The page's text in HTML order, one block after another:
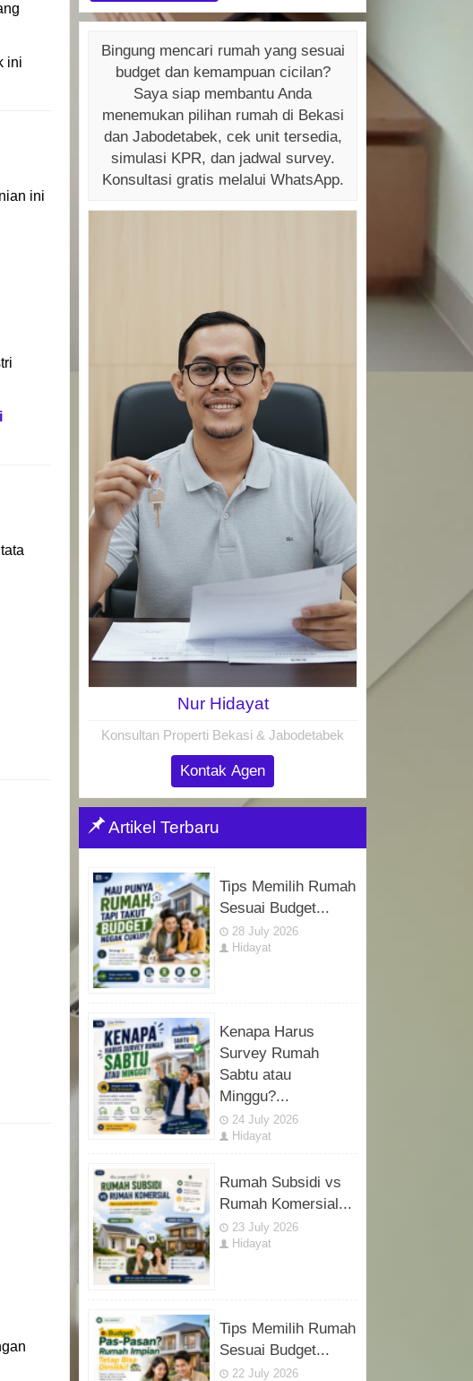
ini
ini
Bingung mencari rumah yang sesuai
budget dan kemampuan cicilan?
Saya siap membantu Anda
menemukan pilihan rumah di Bekasi
dan Jabodetabek, cek unit tersedia,
simulasi KPR, dan jadwal survey.
Konsultasi gratis melalui WhatsApp.
Nur Hidayat
Konsultan Properti Bekasi & Jabodetabek
Kontak Agen
Artikel Terbaru
Tips Memilih Rumah
Sesuai Budget...
28 July 2026
Hidayat
Kenapa Harus
Survey Rumah
Sabtu atau
Minggu?...
24 July 2026
Hidayat
Rumah Subsidi vs
Rumah Komersial...
23 July 2026
Hidayat
Tips Memilih Rumah
Sesuai Budget...
22 July 2026